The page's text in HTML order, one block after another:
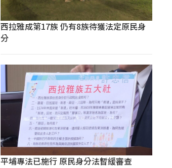
西拉雅成第17族 仍有8族待獲法定原民身
分
平埔專法已施行 原民身分法暫緩審查